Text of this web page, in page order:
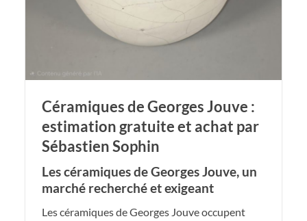
Céramiques de Georges Jouve :
estimation gratuite et achat par
Sébastien Sophin
Les céramiques de Georges Jouve, un
marché recherché et exigeant
Les céramiques de Georges Jouve occupent